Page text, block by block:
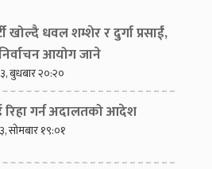
खोल्दै धवल शम्शेर र दुर्गा प्रसाईं,
आयोग जाने
बुधबार २०:२०
रिहा गर्न अदालतको आदेश
सोमबार १९:०१